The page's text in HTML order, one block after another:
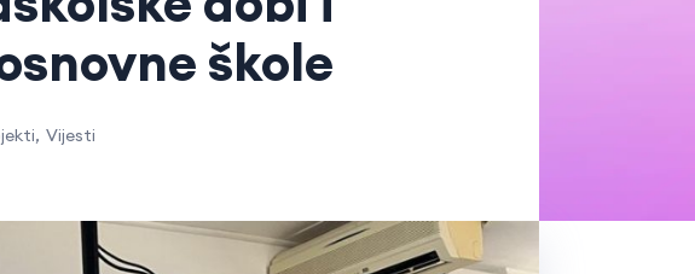
škole
, Vijesti